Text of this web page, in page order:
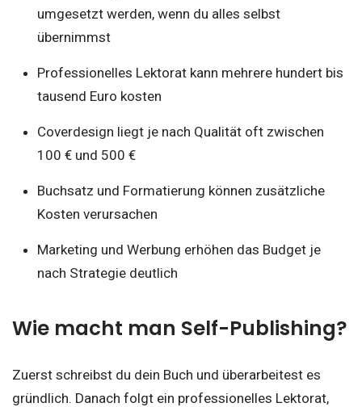
umgesetzt werden, wenn du alles selbst
übernimmst
Professionelles Lektorat kann mehrere hundert bis
tausend Euro kosten
Coverdesign liegt je nach Qualität oft zwischen
100 € und 500 €
Buchsatz und Formatierung können zusätzliche
Kosten verursachen
Marketing und Werbung erhöhen das Budget je
nach Strategie deutlich
Wie macht man Self-Publishing?
Zuerst schreibst du dein Buch und überarbeitest es
gründlich. Danach folgt ein professionelles Lektorat,